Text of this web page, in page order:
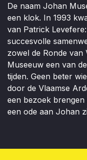
De naam Johan
een klok. In 1993
van Patrick
succesvolle
zowel de Ronde van
Museeuw een van
tijden. Geen beter
door de Vlaamse
een bezoek
een ode aan Johan